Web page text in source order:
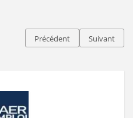
Précédent Suivant